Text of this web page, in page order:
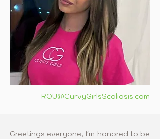
ROU@CurvyGirlsScoliosis.com
Greetings everyone, I'm honored to be